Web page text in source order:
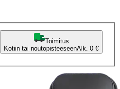
Toimitus
Kotiin tai noutopisteeseenAlk. 0 €